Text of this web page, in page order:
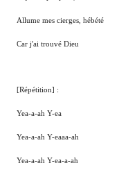
Allume mes cierges, hébété
Car j'ai trouvé Dieu
[Répétition] :
Yea-a-ah Y-ea
Yea-a-ah Y-eaaa-ah
Yea-a-ah Y-ea-a-ah